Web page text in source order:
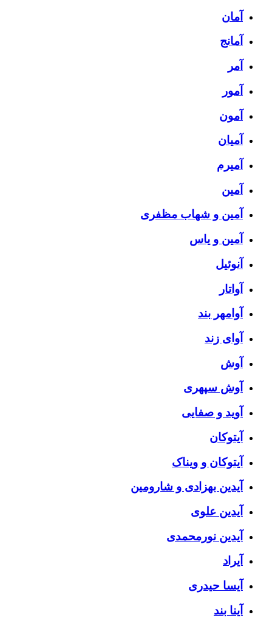
آمان
آمانج
آمر
آمور
آمون
آمیان
آمیرم
آمین
آمین و شهاب مظفری
آمین و یاس
آنوئیل
آواتار
آوامهر بند
آوای زند
آوش
آوش سپهری
آوید و صفایی
آیتوکان
آیتوکان و ویناک
آیدین بهزادی و شارومین
آیدین علوی
آیدین نورمحمدی
آیراد
آیسا حیدری
آینا بند